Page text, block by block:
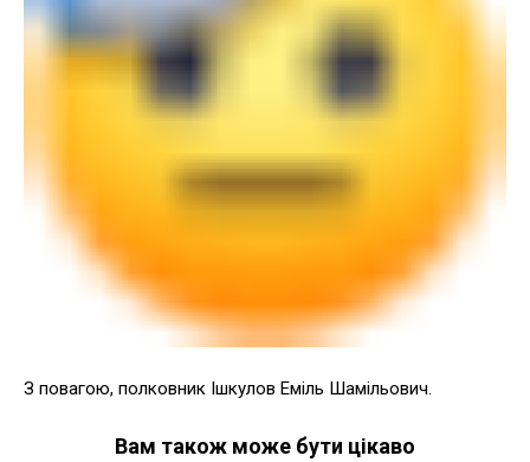
З повагою, полковник Ішкулов Еміль Шамільович.
Вам також може бути цікаво